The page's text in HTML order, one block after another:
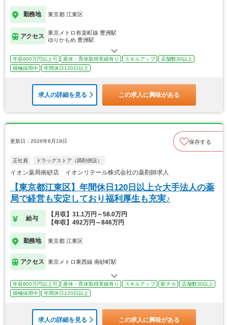
勤務地 東京都 江東区
アクセス
東京メトロ有楽町線 豊洲駅
ゆりかもめ 豊洲駅
年収800万円以上可 産休・育休取得実績有り スキルアップ
店舗数30以上
積極採用中
年間休日120日以上
求人の詳細を見る この求人に興味がある
更新日：2026年6月19日 保存する
正社員 ドラッグストア（調剤併設）
イオン薬局南砂店 イオンリテール株式会社の薬剤師求人
【東京都江東区】年間休日120日以上☆大手法人の薬
局で経営も安定しており福利厚生も充実♪
給与
【月収】31.1万円～58.0万円
【年収】492万円～846万円
勤務地 東京都 江東区
アクセス 東京メトロ東西線 南砂町駅
年収800万円以上可 産休・育休取得実績有り スキルアップ 駅チカ
店舗数30以上
積極採用中
年間休日120日以上
求人の詳細を見る この求人に興味がある